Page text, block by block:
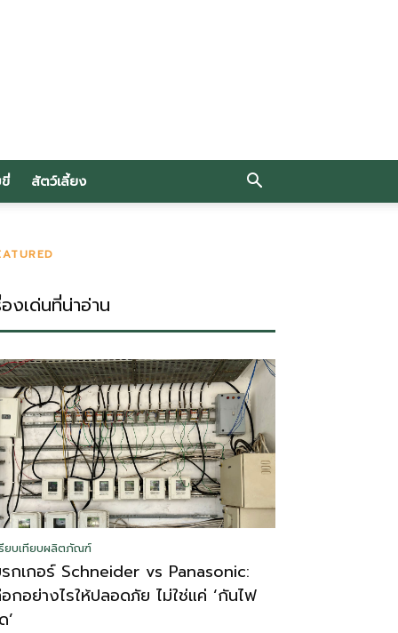
สัตว์เลี้ยง
องเด่นที่น่าอ่าน
ยบเทียบผลิตภัณฑ์
รกเกอร์ Schneider vs Panasonic:
อกอย่างไรให้ปลอดภัย ไม่ใช่แค่ ‘กันไฟ
’